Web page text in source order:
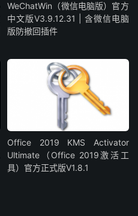
WeChatWin（微信电脑版）官方
中文版V3.9.12.31 | 含微信电脑
版防撤回插件
Office 2019 KMS Activator
Ultimate（Office 2019激活工
具）官方正式版V1.8.1